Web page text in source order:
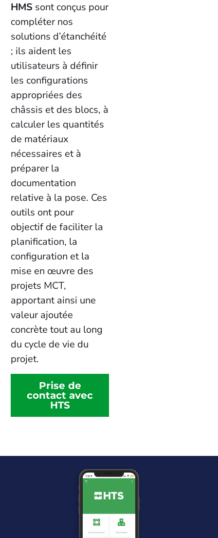
HMS sont conçus pour
compléter nos
solutions d’étanchéité
; ils aident les
utilisateurs à définir
les configurations
appropriées des
châssis et des blocs, à
calculer les quantités
de matériaux
nécessaires et à
préparer la
documentation
relative à la pose. Ces
outils ont pour
objectif de faciliter la
planification, la
configuration et la
mise en œuvre des
projets MCT,
apportant ainsi une
valeur ajoutée
concrète tout au long
du cycle de vie du
projet.
Prise de
contact avec
HTS